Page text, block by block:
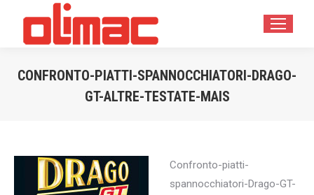
CONFRONTO-PIATTI-SPANNOCCHIATORI-DRAGO-
GT-ALTRE-TESTATE-MAIS
Confronto-piatti-
spannocchiatori-Drago-GT-